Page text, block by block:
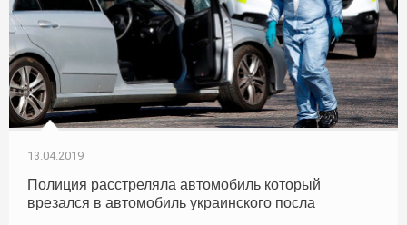
13.04.2019
Полиция расстреляла автомобиль который
врезался в автомобиль украинского посла